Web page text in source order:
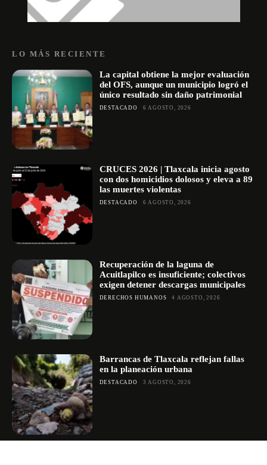
LO MÁS RECIENTE
La capital obtiene la mejor evaluación
del OFS, aunque un municipio logró el
único resultado sin daño patrimonial
DESTACADO 6 AGOSTO, 2026
CRUCES 2026 | Tlaxcala inicia agosto
con dos homicidios dolosos y eleva a 89
las muertes violentas
DESTACADO 6 AGOSTO, 2026
Recuperación de la laguna de
Acuitlapilco es insuficiente; colectivos
exigen detener descargas municipales
DERECHOS HUMANOS 4 AGOSTO, 2026
Barrancas de Tlaxcala reflejan fallas
en la planeación urbana
DESTACADO 3 AGOSTO, 2026